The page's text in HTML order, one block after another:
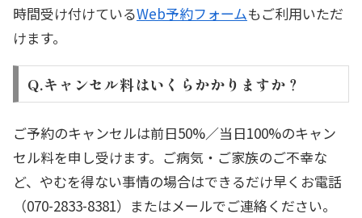
時間受け付けているWeb予約フォームもご利用いただ
けます。
Q.キャンセル料はいくらかかりますか？
ご予約のキャンセルは前日50%／当日100%のキャン
セル料を申し受けます。ご病気・ご家族のご不幸な
ど、やむを得ない事情の場合はできるだけ早くお電話
（070-2833-8381）またはメールでご連絡ください。